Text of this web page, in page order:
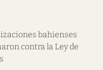
bahienses
contra la Ley de